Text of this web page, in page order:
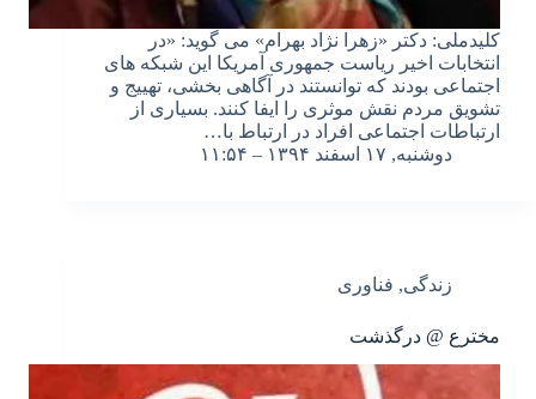
کلیدملی: دکتر «زهرا نژاد بهرام» می گوید: «در
انتخابات اخیر ریاست جمهوری آمریکا این شبکه های
اجتماعی بودند که توانستند در آگاهی بخشی، تهییج و
تشویق مردم نقش موثری را ایفا کنند. بسیاری از
ارتباطات اجتماعی افراد در ارتباط با…
دوشنبه, ۱۷ اسفند ۱۳۹۴ – ۱۱:۵۴
زندگی, فناوری
مخترع @ درگذشت